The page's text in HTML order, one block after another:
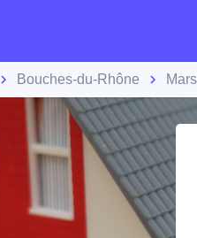
Bouches-du-Rhône